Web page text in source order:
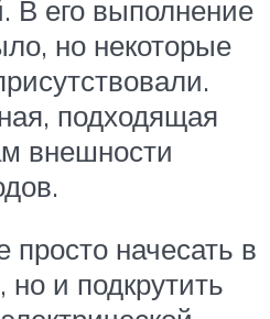
В его выполнение
но некоторые
подходящая
внешности
начесать в
и подкрутить